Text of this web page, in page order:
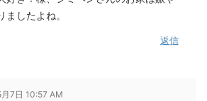
ましたよね。
返信
7日 10:57 AM